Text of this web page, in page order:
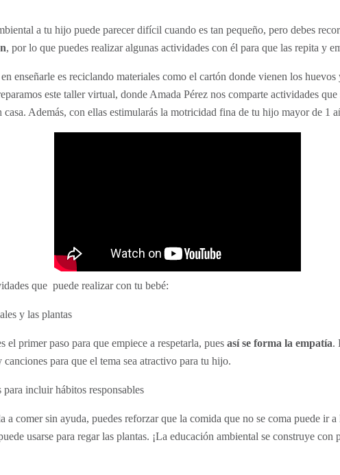
a tu hijo puede parecer difícil cuando es tan pequeño, pero debes
, por lo que puedes realizar algunas actividades con él para que las repita y
enseñarle es reciclando materiales como el cartón donde vienen los
este taller virtual, donde Amada Pérez nos comparte actividades
casa. Además, con ellas estimularás la motricidad fina de tu hijo mayor de 1
que puede realizar con tu bebé:
y las plantas
el primer paso para que empiece a respetarla, pues así se forma la empatía.
canciones para que el tema sea atractivo para tu hijo.
incluir hábitos responsables
a comer sin ayuda, puedes reforzar que la comida que no se coma puede ir
usarse para regar las plantas. ¡La educación ambiental se construye con